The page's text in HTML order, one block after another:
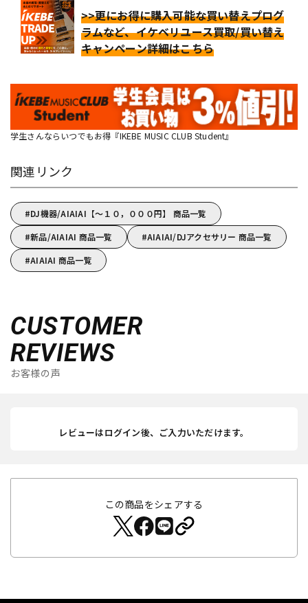
>>更にお得に購入可能な買い替えプログ
ラムなど、イケベリユース買取/買い替え
キャンペーン詳細はこちら
学生さんならいつでもお得『IKEBE MUSIC CLUB Student』
関連リンク
DJ機器/AIAIAI【～１０，０００円】 商品一覧
新品/AIAIAI 商品一覧
AIAIAI/DJアクセサリー 商品一覧
AIAIAI 商品一覧
CUSTOMER
REVIEWS
お客様の声
レビューはログイン後、ご入力いただけます。
この商品をシェアする